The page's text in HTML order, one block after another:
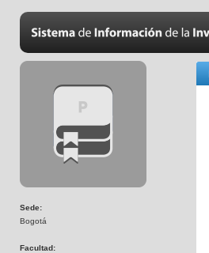
Sede:
Bogotá
Facultad: